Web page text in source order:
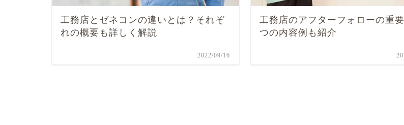
工務店とゼネコンの違いとは？それぞ
れの概要も詳しく解説
2022/09/16
工務店のアフターフォローの重
つの内容例も紹介